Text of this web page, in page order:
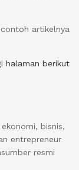
artikelnya
halaman berikut
bisnis,
entrepreneur
resmi